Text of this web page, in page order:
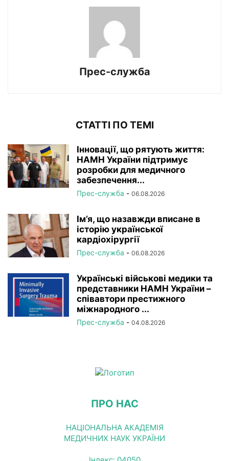
Прес-служба
СТАТТІ ПО ТЕМІ
Інновації, що рятують життя:
НАМН України підтримує
розробки для медичного
забезпечення...
Прес-служба - 06.08.2026
Ім’я, що назавжди вписане в
історію української
кардіохірургії
Прес-служба - 06.08.2026
Українські військові медики та
представники НАМН України –
співавтори престижного
міжнародного ...
Прес-служба - 04.08.2026
ПРО НАС
НАЦІОНАЛЬНА АКАДЕМІЯ
МЕДИЧНИХ НАУК УКРАЇНИ